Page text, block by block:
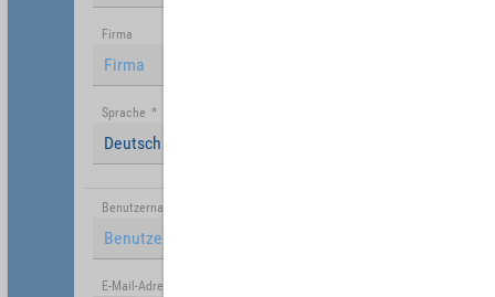
Firma
Sprache *
Deutsch (Deutschland)
Benutzername
E-Mail-Adresse